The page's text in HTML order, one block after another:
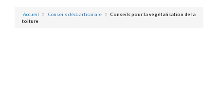
Accueil Conseils déco artisanale
Conseils pour la végétalisation de la
toiture